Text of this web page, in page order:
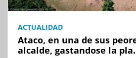
ACTUALIDAD
Ataco, en una de sus
alcalde, gastandose la